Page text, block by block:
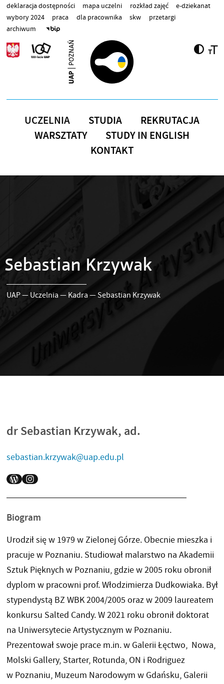
Przejdź do treści
deklaracja dostępności mapa uczelni rozkład zajęć
e-dziekanat
wybory 2024
praca dla pracownika skw
przetargi
archiwum
UCZELNIA STUDIA
REKRUTACJA
WARSZTATY
STUDY IN ENGLISH
KONTAKT
Sebastian Krzywak
UAP— Uczelnia — Kadra —Sebastian Krzywak
dr Sebastian Krzywak, ad.
sebastian.krzywak@uap.edu.pl
WORDPRESS
INSTAGRAM
Biogram
Urodził się w 1979 w Zielonej Górze. Obecnie mieszka i
pracuje w Poznaniu. Studiował malarstwo na Akademii
Sztuk Pięknych w Poznaniu, gdzie w 2005 roku obronił
dyplom w pracowni prof. Włodzimierza Dudkowiaka. Był
stypendystą BZ WBK 2004/2005 oraz w 2009 laureatem
konkursu Salted Candy. W 2021 roku obronił doktorat
na Uniwersytecie Artystycznym w Poznaniu.
Prezentował swoje prace m.in. w Galerii Łęctwo, Nowa,
Molski Gallery, Starter, Rotunda, ON i Rodriguez
w Poznaniu, Muzeum Narodowym w Gdańsku, Galerii